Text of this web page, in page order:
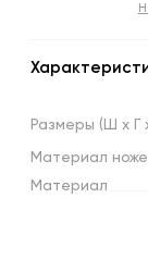
Размеры (Ш х
Материал
Материал